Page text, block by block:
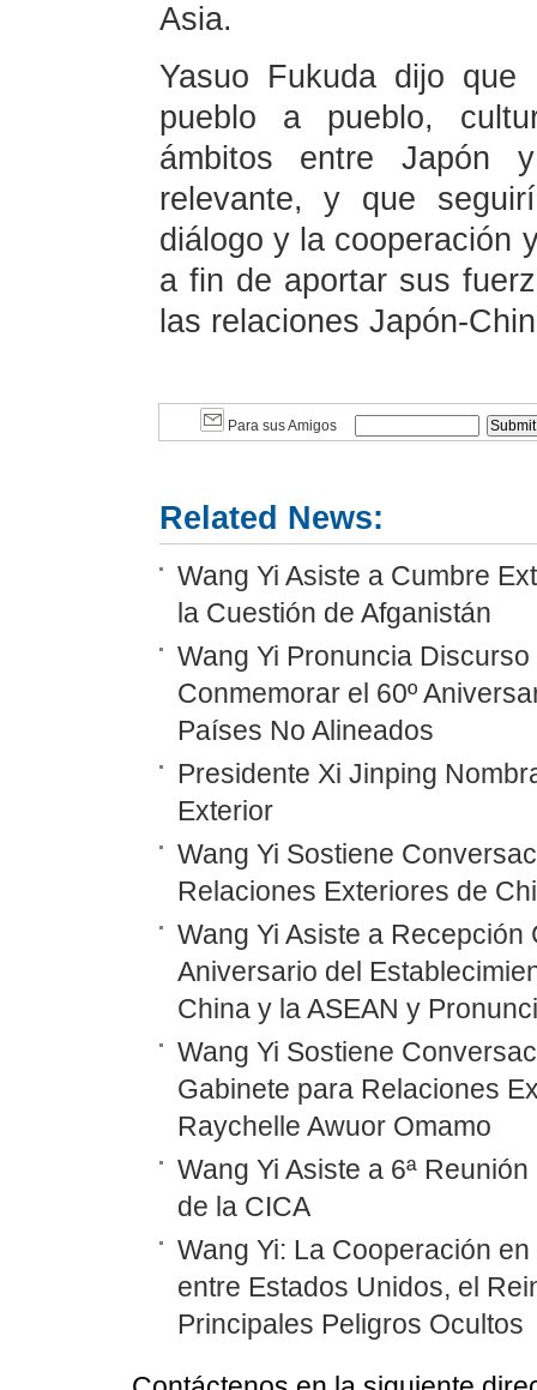
Asia.
Yasuo Fukuda dijo que
pueblo a pueblo,
ámbitos entre Japón
relevante, y que
diálogo y la cooperación
a fin de aportar sus
las relaciones Japón-
Para sus Amigos
Related News:
Wang Yi Asiste a Cumbre
la Cuestión de Afganistán
Wang Yi Pronuncia
Conmemorar el 60º
Países No Alineados
Presidente Xi Jinping
Exterior
Wang Yi Sostiene
Relaciones Exteriores de
Wang Yi Asiste a Recepción
Aniversario del
China y la ASEAN y
Wang Yi Sostiene
Gabinete para Relaciones
Raychelle Awuor Omamo
Wang Yi Asiste a 6ª
de la CICA
Wang Yi: La Cooperación
entre Estados Unidos, el
Principales Peligros Ocultos